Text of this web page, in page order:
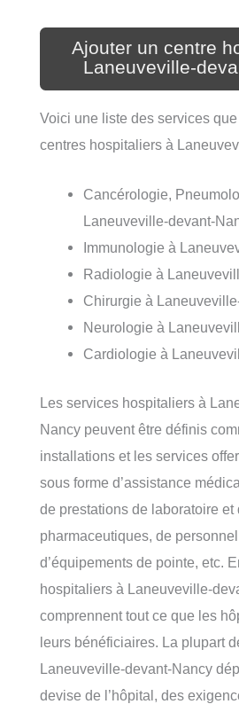
Ajouter un centre
Laneuveville-
Voici une liste des services
centres hospitaliers à
Cancérologie,
Laneuveville-devant-
Immunologie à
Radiologie à
Chirurgie à
Neurologie à
Cardiologie à
Les services hospitaliers à
Nancy peuvent être définis
installations et les services
sous forme d’assistance
de prestations de laboratoire et
pharmaceutiques, de
d’équipements de pointe, etc.
hospitaliers à Laneuveville-
comprennent tout ce que les
leurs bénéficiaires. La plupart
Laneuveville-devant-Nancy
devise de l’hôpital, des